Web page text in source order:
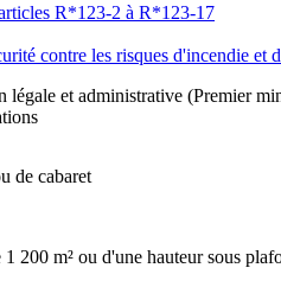
de cabaret
200 m² ou d'une hauteur sous
R*123-2 à R*123-17
contre les risques d'incendie et
et administrative (Premier